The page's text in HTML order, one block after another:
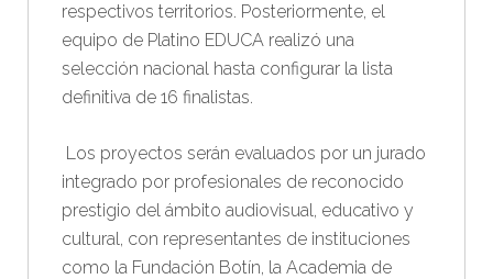
respectivos territorios. Posteriormente, el
equipo de Platino EDUCA realizó una
selección nacional hasta configurar la lista
definitiva de 16 finalistas.
Los proyectos serán evaluados por un jurado
integrado por profesionales de reconocido
prestigio del ámbito audiovisual, educativo y
cultural, con representantes de instituciones
como la Fundación Botín, la Academia de